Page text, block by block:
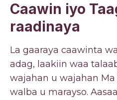
Caawin iyo
raadinaya
La gaaraya caawinta
adag, laakiin waa
wajahan u wajahan
walba u marayso.